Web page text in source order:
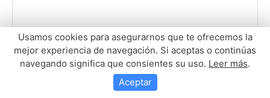
Usamos cookies para asegurarnos que te ofrecemos la
mejor experiencia de navegación. Si aceptas o continúas
navegando significa que consientes su uso. Leer más.
Aceptar